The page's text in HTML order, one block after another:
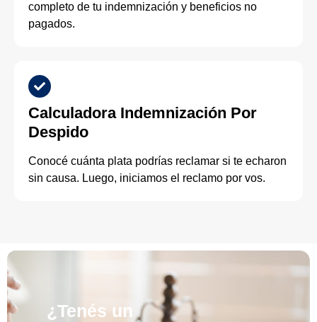
completo de tu indemnización y beneficios no
pagados.
Calculadora Indemnización Por
Despido
Conocé cuánta plata podrías reclamar si te echaron
sin causa. Luego, iniciamos el reclamo por vos.
¿Tenés un